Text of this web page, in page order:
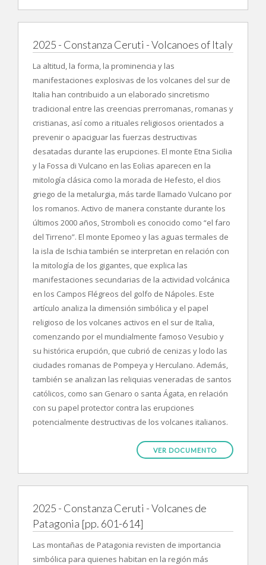
2025 - Constanza Ceruti - Volcanoes of Italy
La altitud, la forma, la prominencia y las
manifestaciones explosivas de los volcanes del sur de
Italia han contribuido a un elaborado sincretismo
tradicional entre las creencias prerromanas, romanas y
cristianas, así como a rituales religiosos orientados a
prevenir o apaciguar las fuerzas destructivas
desatadas durante las erupciones. El monte Etna Sicilia
y la Fossa di Vulcano en las Eolias aparecen en la
mitología clásica como la morada de Hefesto, el dios
griego de la metalurgia, más tarde llamado Vulcano por
los romanos. Activo de manera constante durante los
últimos 2000 años, Stromboli es conocido como “el faro
del Tirreno”. El monte Epomeo y las aguas termales de
la isla de Ischia también se interpretan en relación con
la mitología de los gigantes, que explica las
manifestaciones secundarias de la actividad volcánica
en los Campos Flégreos del golfo de Nápoles. Este
artículo analiza la dimensión simbólica y el papel
religioso de los volcanes activos en el sur de Italia,
comenzando por el mundialmente famoso Vesubio y
su histórica erupción, que cubrió de cenizas y lodo las
ciudades romanas de Pompeya y Herculano. Además,
también se analizan las reliquias veneradas de santos
católicos, como san Genaro o santa Ágata, en relación
con su papel protector contra las erupciones
potencialmente destructivas de los volcanes italianos.
VER DOCUMENTO
2025 - Constanza Ceruti - Volcanes de
Patagonia [pp. 601-614]
Las montañas de Patagonia revisten de importancia
simbólica para quienes habitan en la región más